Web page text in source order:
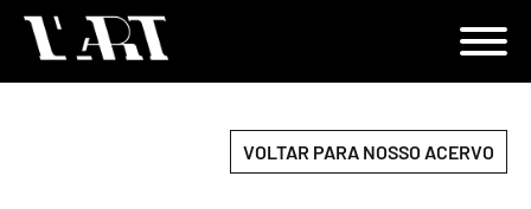
VOLTAR PARA NOSSO ACERVO